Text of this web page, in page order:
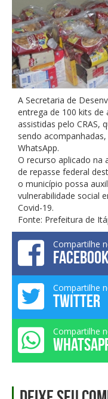
A Secretaria de
entrega de 100 kits de
assistidas pelo CRAS,
sendo
WhatsApp.
O recurso aplicado na
de repasse federal
o município possa
vulnerabilidade social
Covid-19.
Fonte: Prefeitura de
Compartilhe
FACEBOOK
Compartilhe
TWITTER
Compartilhe